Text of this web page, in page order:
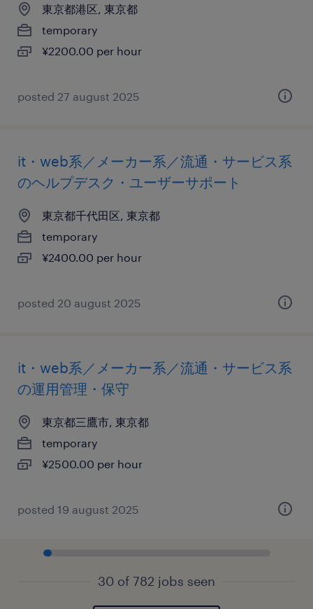
東京都港区, 東京都
temporary
¥2200.00 per hour
posted 27 august 2025
it・web系／メーカー系／流通・サービス系
のヘルプデスク・ユーザーサポート
東京都千代田区, 東京都
temporary
¥2400.00 per hour
posted 20 august 2025
it・web系／メーカー系／流通・サービス系
の運用管理・保守
東京都三鷹市, 東京都
temporary
¥2500.00 per hour
posted 19 august 2025
30 of 782 jobs seen